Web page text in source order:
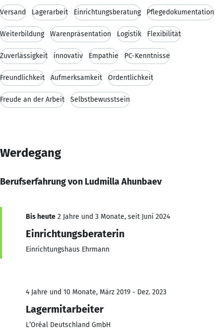
Versand Lagerarbeit Einrichtungsberatung Pflegedokumentation
Weiterbildung Warenpräsentation Logistik Flexibilität
Zuverlässigkeit innovativ Empathie PC-Kenntnisse
Freundlichkeit Aufmerksamkeit Ordentlichkeit
Freude an der Arbeit Selbstbewusstsein
Werdegang
Berufserfahrung von Ludmilla Ahunbaev
Bis heute 2 Jahre und 3 Monate, seit Juni 2024
Einrichtungsberaterin
Einrichtungshaus Ehrmann
4 Jahre und 10 Monate, März 2019 - Dez. 2023
Lagermitarbeiter
L’Oréal Deutschland GmbH